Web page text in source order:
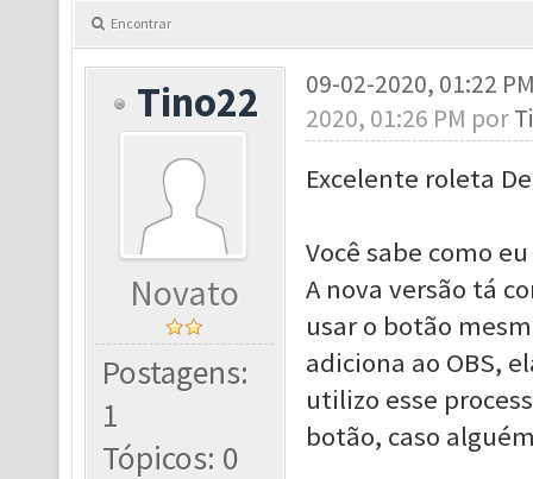
Encontrar
Tino22
Novato
Postagens:
1
Tópicos: 0
09-02-2020, 01:22
2020, 01:26 PM por
Excelente roleta
Você sabe como
A nova versão tá
usar o botão
adiciona ao OBS,
utilizo esse
botão, caso